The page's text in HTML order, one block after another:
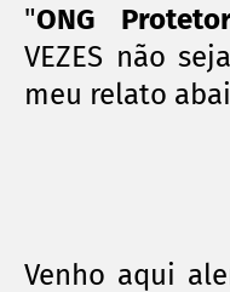
"ONG
VEZES não
meu relato
Venho aqui